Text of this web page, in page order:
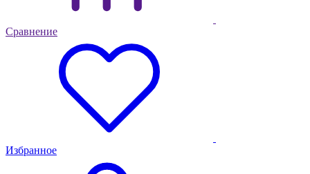
Сравнение
Избранное